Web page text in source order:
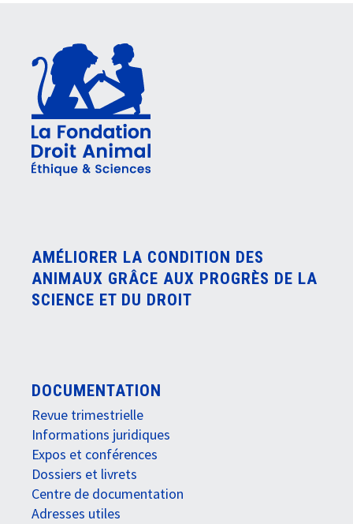
AMÉLIORER LA CONDITION DES
ANIMAUX GRÂCE AUX PROGRÈS DE LA
SCIENCE ET DU DROIT
DOCUMENTATION
Revue trimestrielle
Informations juridiques
Expos et conférences
Dossiers et livrets
Centre de documentation
Adresses utiles